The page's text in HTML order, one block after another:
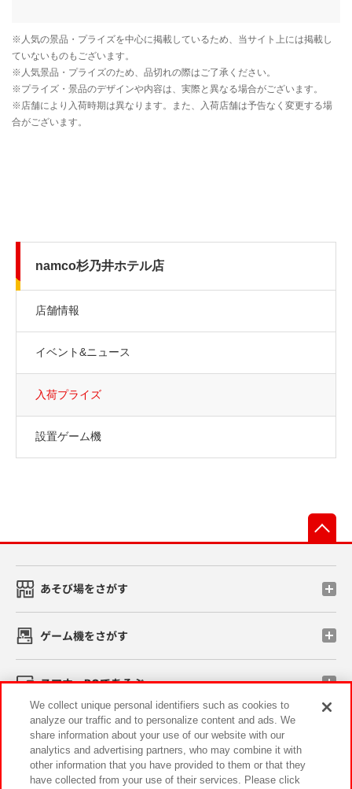
namco杉乃井ホテル店
店舗情報
イベント&ニュース
入荷プライズ
設置ゲーム機
あそび場をさがす
ゲーム機をさがす
スマホ・PCであそぶ
イベント・キャンペーン
We collect unique personal identifiers such as cookies to
analyze our traffic and to personalize content and ads. We
share information about your use of our website with our
analytics and advertising partners, who may combine it with
other information that you have provided to them or that they
have collected from your use of their services. Please click